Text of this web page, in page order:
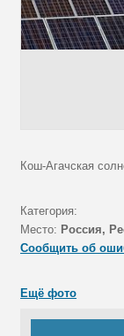
Кош-Агачская
Категория:
Место: Россия,
Сообщить об
Ещё фото